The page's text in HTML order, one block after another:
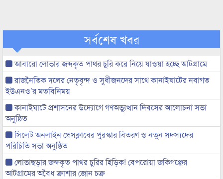
সর্বশেষ খবর
আবারো লোভার জব্দকৃত পাথর চুরি করে নিয়ে যাওয়া হচ্ছে আটগ্রামে
রাজনৈতিক দলের নেতৃবৃন্দ ও সুধীজনদের সাথে কানাইঘাটের নবাগত
ইউএনও’র মতবিনিময়
কানাইঘাটে প্রশাসনের উদ্যোগে গণঅভ্যুত্থান দিবসের আলোচনা সভা
অনুষ্ঠিত
সিলেট অনলাইন প্রেসক্লাবের পুরস্কার বিতরণ ও নতুন সদস্যদের
পরিচিতি সভা অনুষ্ঠিত
লোভাছড়ার জব্দকৃত পাথর চুরির হিড়িক! বেপরোয়া জকিগঞ্জের
আটগ্রামের অবৈধ ক্রাশার জোন চক্র